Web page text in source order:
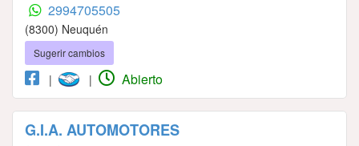
2994705505
(8300) Neuquén
Sugerir cambios
| | Abierto
G.I.A. AUTOMOTORES